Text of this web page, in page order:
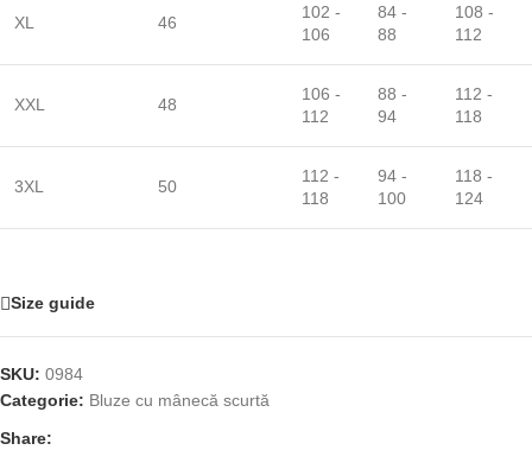
XL 46
102 -
106
84 -
88
108 -
112
XXL 48
106 -
112
88 -
94
112 -
118
3XL 50
112 -
118
94 -
100
118 -
124
Size guide
SKU: 0984
Categorie: Bluze cu mânecă scurtă
Share: